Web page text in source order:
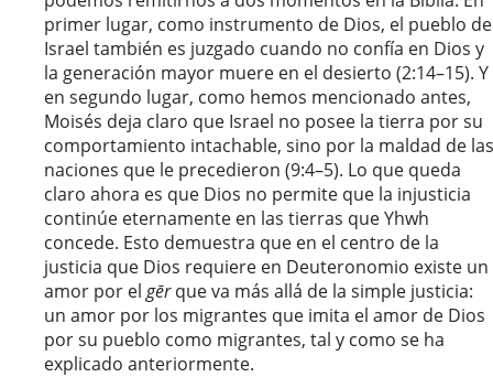
primer lugar, como instrumento de Dios, el pueblo de
Israel también es juzgado cuando no confía en Dios y
la generación mayor muere en el desierto (2:14–15). Y
en segundo lugar, como hemos mencionado antes,
Moisés deja claro que Israel no posee la tierra por su
comportamiento intachable, sino por la maldad de las
naciones que le precedieron (9:4–5). Lo que queda
claro ahora es que Dios no permite que la injusticia
continúe eternamente en las tierras que Yhwh
concede. Esto demuestra que en el centro de la
justicia que Dios requiere en Deuteronomio existe un
amor por el gērque va más allá de la simple justicia:
un amor por los migrantes que imita el amor de Dios
por su pueblo como migrantes, tal y como se ha
explicado anteriormente.